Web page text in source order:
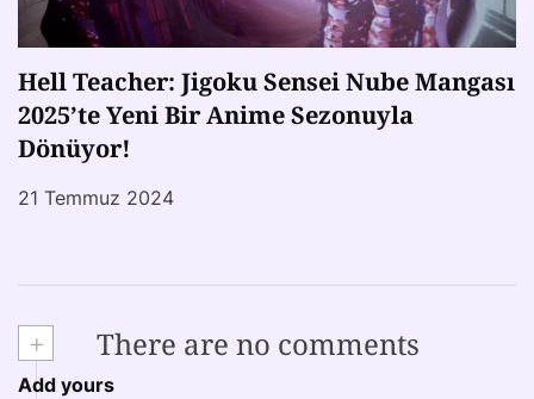
Hell Teacher: Jigoku Sensei Nube Mangası
2025’te Yeni Bir Anime Sezonuyla
Dönüyor!
21 Temmuz 2024
+ There are no comments
Add yours